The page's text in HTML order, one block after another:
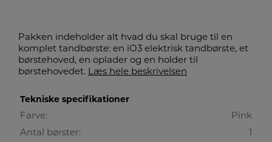
Pakken indeholder alt hvad du skal bruge til en
komplet tandbørste: en iO3 elektrisk tandbørste, et
børstehoved, en oplader og en holder til
børstehovedet. Læs hele beskrivelsen
Tekniske specifikationer
Farve:
Pink
Antal børster:
1